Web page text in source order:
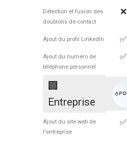
Détection et fusion des
doublons de contact
❌
Ajout du profil LinkedIn ✅
Ajout du numéro de
téléphone personnel
✅
🏢
Entreprise
Ajout du site web de
l'entreprise
✅